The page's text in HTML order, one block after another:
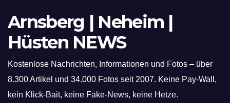
Arnsberg | Neheim |
Hüsten NEWS
Kostenlose Nachrichten, Informationen und Fotos – über
8.300 Artikel und 34.000 Fotos seit 2007. Keine Pay-Wall,
kein Klick-Bait, keine Fake-News, keine Hetze.